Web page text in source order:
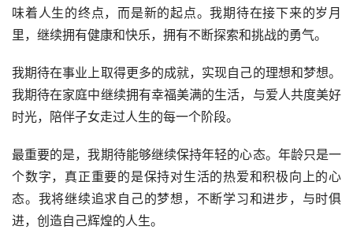
味着人生的终点，而是新的起点。我期待在接下来的岁月
里，继续拥有健康和快乐，拥有不断探索和挑战的勇气。
我期待在事业上取得更多的成就，实现自己的理想和梦想。
我期待在家庭中继续拥有幸福美满的生活，与爱人共度美好
时光，陪伴子女走过人生的每一个阶段。
最重要的是，我期待能够继续保持年轻的心态。年龄只是一
个数字，真正重要的是保持对生活的热爱和积极向上的心
态。我将继续追求自己的梦想，不断学习和进步，与时俱
进，创造自己辉煌的人生。